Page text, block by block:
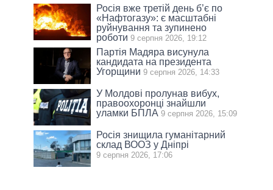
Росія вже третій день б’є по
«Нафтогазу»: є масштабні
руйнування та зупинено
роботи 9 серпня 2026, 19:12
Партія Мадяра висунула
кандидата на президента
Угорщини 9 серпня 2026, 14:33
У Молдові пролунав вибух,
правоохоронці знайшли
уламки БПЛА 9 серпня 2026, 15:09
Росія знищила гуманітарний
склад ВООЗ у Дніпрі
9 серпня 2026, 17:06